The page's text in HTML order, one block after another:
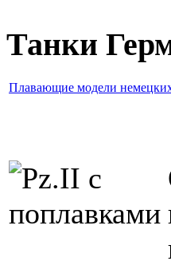
Танки
Плавающие модели